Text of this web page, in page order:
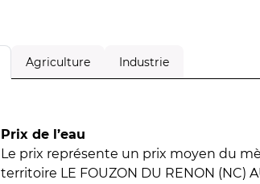
Agriculture Industrie
Prix de l’eau
Le prix représente un prix moyen du
territoire LE FOUZON DU RENON (NC)